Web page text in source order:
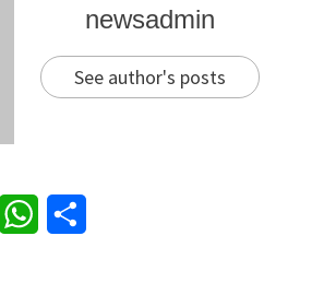
newsadmin
See author's posts
Email WhatsApp